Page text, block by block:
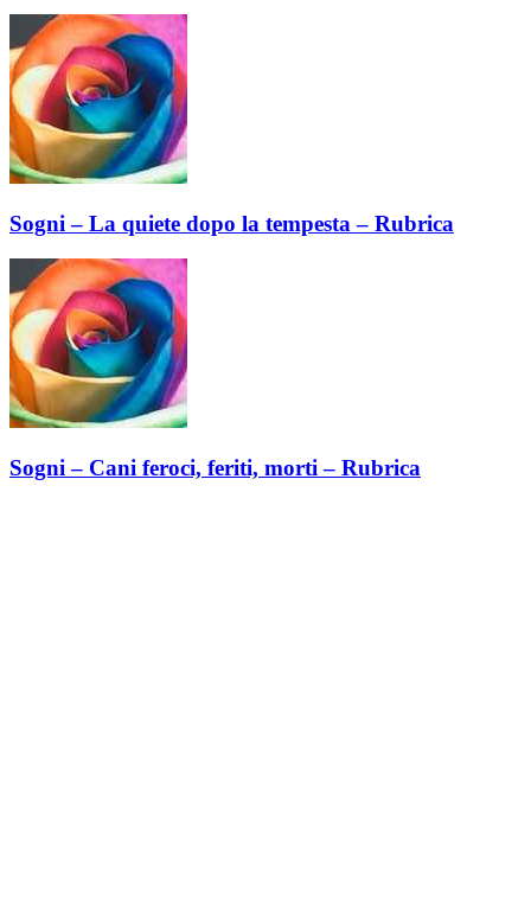
Sogni – La quiete dopo la tempesta – Rubrica
Sogni – Cani feroci, feriti, morti – Rubrica